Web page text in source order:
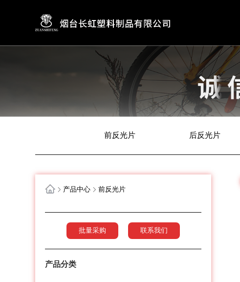
前反光片 后反光片
产品中心 前反光片
批量采购 联系我们
产品分类